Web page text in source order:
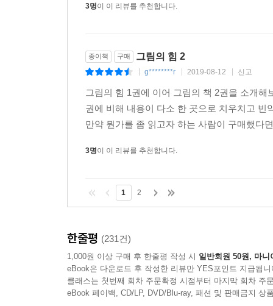
3명이 이 리뷰를 추천합니다.
종이책 구매 그림의 힘 2
g********r 2019-08-12 신고
그림의 힘 1권에 이어 그림의 책 2권을 소개
권에 비해 내용이 다소 한 곳으로 치우치고
만약 뭔가를 좀 읽고자 하는 사람이 구매했다
3명이 이 리뷰를 추천합니다.
1 2
한줄평 (231건)
1,000원 이상 구매 후 한줄평 작성 시 일반회원 50원, 마니
eBook은 다운로드 후 작성한 리뷰만 YES포인트 지급됩니
클래스는 첫번째 회차 주문확정 시점부터 마지막 회차 주
eBook 페이백, CD/LP, DVD/Blu-ray, 패션 및 판매금지 상